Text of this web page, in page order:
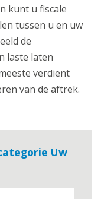
kunt u fiscale
tussen u en uw
de
laste laten
verdient
van de aftrek.
Uw